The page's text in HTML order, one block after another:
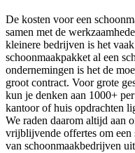
De kosten voor een
samen met de
kleinere bedrijven is het
schoonmaakpakket al een
ondernemingen is het de
groot contract. Voor grote
kun je denken aan 1000+
kantoor of huis opdrachten
We raden daarom altijd aan
vrijblijvende offertes om
van schoonmaakbedrijven